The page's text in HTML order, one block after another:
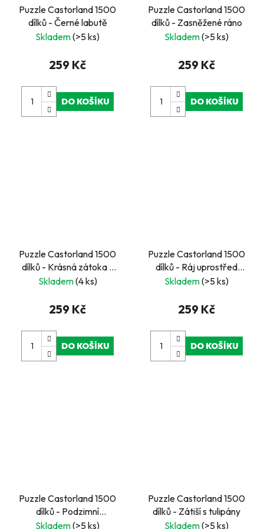
Puzzle Castorland 1500
dílků - Černé labutě
Skladem(>5 ks)
259 Kč
DO KOŠÍKU
Puzzle Castorland 1500
dílků - Zasněžené ráno
Skladem(>5 ks)
259 Kč
DO KOŠÍKU
Puzzle Castorland 1500
dílků - Krásná zátoka v
Thajsku
Skladem(4 ks)
259 Kč
DO KOŠÍKU
Puzzle Castorland 1500
dílků - Ráj uprostřed
džungle
Skladem(>5 ks)
259 Kč
DO KOŠÍKU
Puzzle Castorland 1500
dílků - Podzimní
procházka po Centrál
Skladem(>5 ks)
Puzzle Castorland 1500
dílků - Zátiší s tulipány
Skladem(>5 ks)